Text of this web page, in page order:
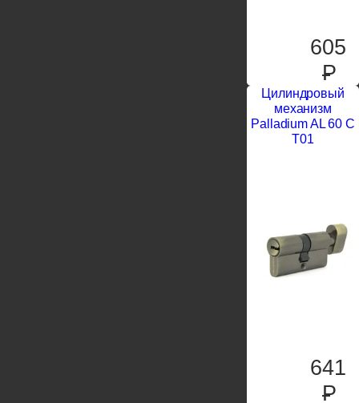
605
P
Цилиндровый
механизм
Palladium AL 60 C
T01
641
P